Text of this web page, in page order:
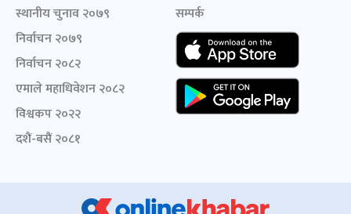
स्थानीय चुनाव २०७९
निर्वाचन २०७९
निर्वाचन २०८२
एमाले महाधिवेशन २०८२
विश्वकप २०२२
दशैं-बसैं २०८१
सम्पर्क